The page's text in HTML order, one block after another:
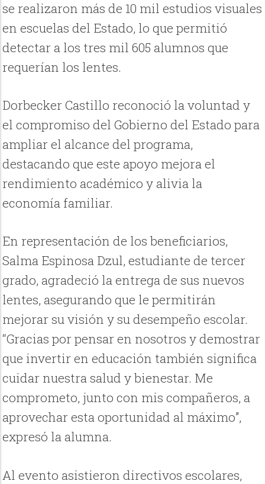
se realizaron más de 10 mil estudios visuales
en escuelas del Estado, lo que permitió
detectar a los tres mil 605 alumnos que
requerían los lentes.
Dorbecker Castillo reconoció la voluntad y
el compromiso del Gobierno del Estado para
ampliar el alcance del programa,
destacando que este apoyo mejora el
rendimiento académico y alivia la
economía familiar.
En representación de los beneficiarios,
Salma Espinosa Dzul, estudiante de tercer
grado, agradeció la entrega de sus nuevos
lentes, asegurando que le permitirán
mejorar su visión y su desempeño escolar.
“Gracias por pensar en nosotros y demostrar
que invertir en educación también significa
cuidar nuestra salud y bienestar. Me
comprometo, junto con mis compañeros, a
aprovechar esta oportunidad al máximo”,
expresó la alumna.
Al evento asistieron directivos escolares,